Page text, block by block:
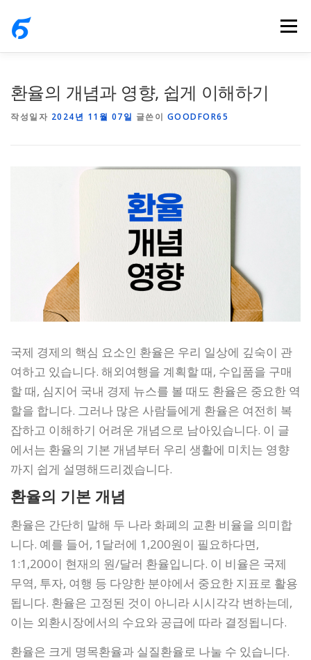
메뉴
환율의 개념과 영향, 쉽게 이해하기
작성일자 2024년 11월 07일 글쓴이 GOODFOR65
국제 경제의 핵심 요소인 환율은 우리 일상에 깊숙이 관
여하고 있습니다. 해외여행을 계획할 때, 수입품을 구매
할 때, 심지어 국내 경제 뉴스를 볼 때도 환율은 중요한 역
할을 합니다. 그러나 많은 사람들에게 환율은 여전히 복
잡하고 이해하기 어려운 개념으로 남아있습니다. 이 글
에서는 환율의 기본 개념부터 우리 생활에 미치는 영향
까지 쉽게 설명해드리겠습니다.
환율의 기본 개념
환율은 간단히 말해 두 나라 화폐의 교환 비율을 의미합
니다. 예를 들어, 1달러에 1,200원이 필요하다면,
1:1,200이 현재의 원/달러 환율입니다. 이 비율은 국제
무역, 투자, 여행 등 다양한 분야에서 중요한 지표로 활용
됩니다. 환율은 고정된 것이 아니라 시시각각 변하는데,
이는 외환시장에서의 수요와 공급에 따라 결정됩니다.
환율은 크게 명목환율과 실질환율로 나눌 수 있습니다.